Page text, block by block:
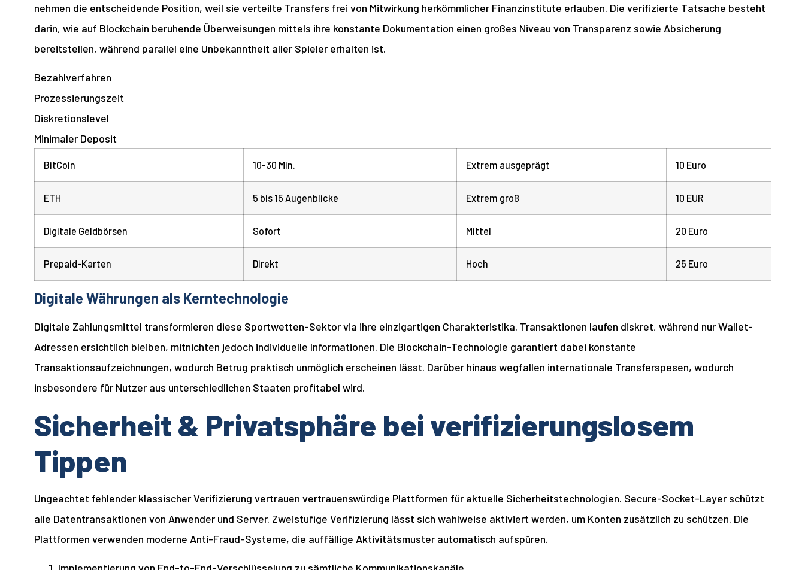
nehmen die entscheidende Position, weil sie verteilte Transfers frei von Mitwirkung herkömmlicher Finanzinstitute erlauben. Die verifizierte Tatsache besteht
darin, wie auf Blockchain beruhende Überweisungen mittels ihre konstante Dokumentation einen großes Niveau von Transparenz sowie Absicherung
bereitstellen, während parallel eine Unbekanntheit aller Spieler erhalten ist.
Bezahlverfahren
Prozessierungszeit
Diskretionslevel
Minimaler Deposit
BitCoin 10-30 Min. Extrem ausgeprägt 10 Euro
ETH 5 bis 15 Augenblicke Extrem groß 10 EUR
Digitale Geldbörsen Sofort Mittel 20 Euro
Prepaid-Karten Direkt Hoch 25 Euro
Digitale Währungen als Kerntechnologie
Digitale Zahlungsmittel transformieren diese Sportwetten-Sektor via ihre einzigartigen Charakteristika. Transaktionen laufen diskret, während nur Wallet-
Adressen ersichtlich bleiben, mitnichten jedoch individuelle Informationen. Die Blockchain-Technologie garantiert dabei konstante
Transaktionsaufzeichnungen, wodurch Betrug praktisch unmöglich erscheinen lässt. Darüber hinaus wegfallen internationale Transferspesen, wodurch
insbesondere für Nutzer aus unterschiedlichen Staaten profitabel wird.
Sicherheit & Privatsphäre bei verifizierungslosem
Tippen
Ungeachtet fehlender klassischer Verifizierung vertrauen vertrauenswürdige Plattformen für aktuelle Sicherheitstechnologien. Secure-Socket-Layer schützt
alle Datentransaktionen von Anwender und Server. Zweistufige Verifizierung lässt sich wahlweise aktiviert werden, um Konten zusätzlich zu schützen. Die
Plattformen verwenden moderne Anti-Fraud-Systeme, die auffällige Aktivitätsmuster automatisch aufspüren.